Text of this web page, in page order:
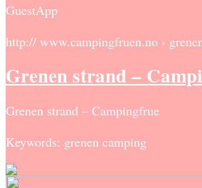
GuestApp
http:// www.campingfruen.no ›
Grenen strand –
Grenen strand – Campingfrue
Keywords: grenen camping